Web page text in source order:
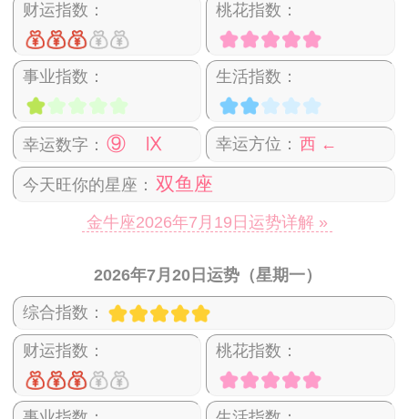
财运指数： 桃花指数：
事业指数： 生活指数：
幸运数字： ⑨ Ⅸ 幸运方位： 西 ←
今天旺你的星座： 双鱼座
金牛座2026年7月19日运势详解 »
2026年7月20日运势（星期一）
综合指数：
财运指数： 桃花指数：